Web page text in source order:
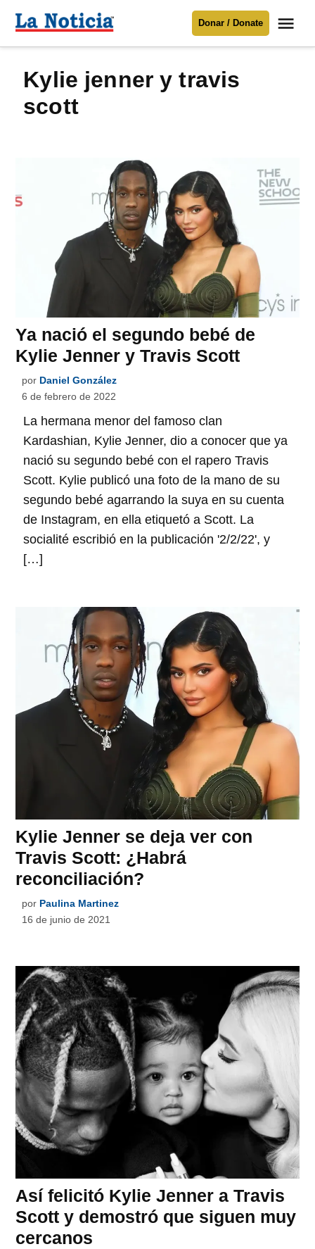
Para mantenerte informado necesitamos
contenido
Noticia
Donar / Donate
kylie jenner y travis
scott
Ya nació el segundo bebé de
Kylie Jenner y Travis Scott
por Daniel González
6 de febrero de 2022
La hermana menor del famoso clan
Kardashian, Kylie Jenner, dio a conocer que ya
nació su segundo bebé con el rapero Travis
Scott. Kylie publicó una foto de la mano de su
segundo bebé agarrando la suya en su cuenta
de Instagram, en ella etiquetó a Scott. La
socialité escribió en la publicación '2/2/22', y
[…]
Kylie Jenner se deja ver con
Travis Scott: ¿Habrá
reconciliación?
por Paulina Martinez
16 de junio de 2021
Así felicitó Kylie Jenner a Travis
Scott y demostró que siguen muy
cercanos